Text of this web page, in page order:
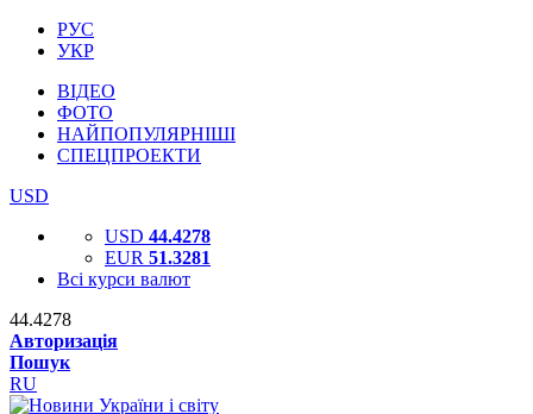
РУС
УКР
ВІДЕО
ФОТО
НАЙПОПУЛЯРНІШІ
СПЕЦПРОЕКТИ
USD
USD 44.4278
EUR 51.3281
Всі курси валют
44.4278
Авторизація
Пошук
RU